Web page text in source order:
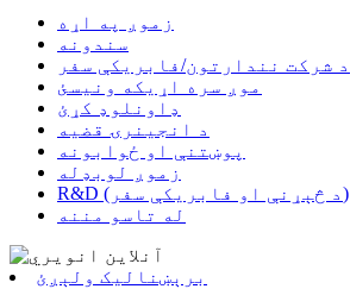
زموږ په اړه
سندونه
د شرکت نندارتون/فابریکې سفر
موږ سره اړیکه ونیسئ
ډاونلوډ کړئ
د انجینرۍ قضیه
پوښتنې او ځوابونه
زموږ لوبډله
R&D (د څېړنې او فابریکې سفر)
له تاسو مننه
برېښنالیک ولېږئ